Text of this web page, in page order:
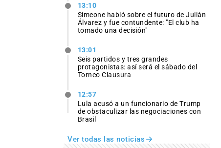
13:10
Simeone habló sobre el futuro de Julián
Álvarez y fue contundente: "El club ha
tomado una decisión"
13:01
Seis partidos y tres grandes
protagonistas: así será el sábado del
Torneo Clausura
12:57
Lula acusó a un funcionario de Trump
de obstaculizar las negociaciones con
Brasil
Ver todas las noticias